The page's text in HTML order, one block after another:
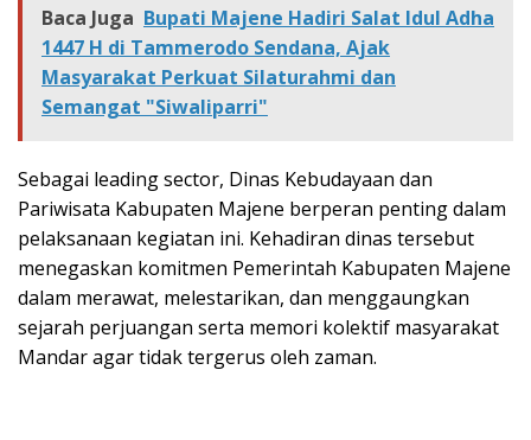
Baca Juga Bupati Majene Hadiri Salat Idul Adha
1447 H di Tammerodo Sendana, Ajak
Masyarakat Perkuat Silaturahmi dan
Semangat "Siwaliparri"
Sebagai leading sector, Dinas Kebudayaan dan
Pariwisata Kabupaten Majene berperan penting dalam
pelaksanaan kegiatan ini. Kehadiran dinas tersebut
menegaskan komitmen Pemerintah Kabupaten Majene
dalam merawat, melestarikan, dan menggaungkan
sejarah perjuangan serta memori kolektif masyarakat
Mandar agar tidak tergerus oleh zaman.